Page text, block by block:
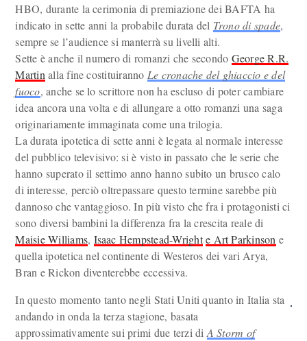
HBO, durante la cerimonia di premiazione dei BAFTA ha
indicato in sette anni la probabile durata del Trono di spade,
sempre se l’audience si manterrà su livelli alti.
Sette è anche il numero di romanzi che secondo George R.R.
Martin alla fine costituiranno Le cronache del ghiaccio e del
fuoco, anche se lo scrittore non ha escluso di poter cambiare
idea ancora una volta e di allungare a otto romanzi una saga
originariamente immaginata come una trilogia.
La durata ipotetica di sette anni è legata al normale interesse
del pubblico televisivo: si è visto in passato che le serie che
hanno superato il settimo anno hanno subito un brusco calo
di interesse, perciò oltrepassare questo termine sarebbe più
dannoso che vantaggioso. In più visto che fra i protagonisti ci
sono diversi bambini la differenza fra la crescita reale di
Maisie Williams, Isaac Hempstead-Wright e Art Parkinson e
quella ipotetica nel continente di Westeros dei vari Arya,
Bran e Rickon diventerebbe eccessiva.
In questo momento tanto negli Stati Uniti quanto in Italia sta
andando in onda la terza stagione, basata
approssimativamente sui primi due terzi di A Storm of